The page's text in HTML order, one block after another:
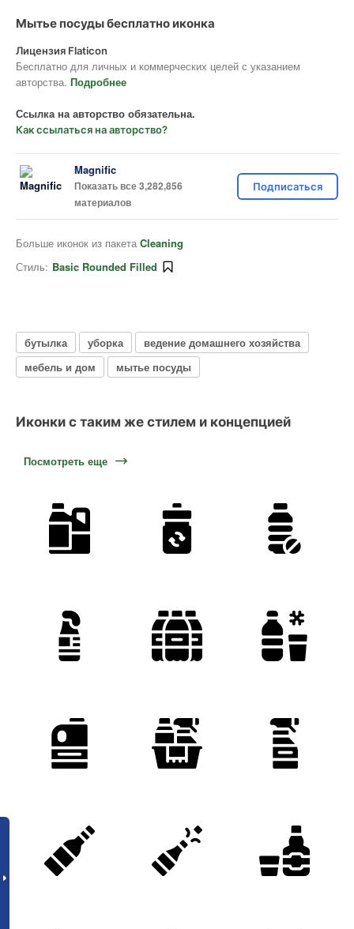
Мытье посуды бесплатно иконка
Лицензия Flaticon
Бесплатно для личных и коммерческих целей с указанием
авторства. Подробнее
Ссылка на авторство обязательна.
Как ссылаться на авторство?
Magnific
Показать все 3,282,856
материалов
Подписаться
Больше иконок из пакета Cleaning
Стиль: Basic Rounded Filled
бутылка уборка
ведение домашнего хозяйства
мебель и дом
мытье посуды
Иконки с таким же стилем и концепцией
Посмотреть еще